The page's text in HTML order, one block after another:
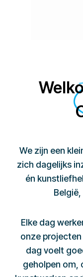
We zijn een
zich dagelijks
én
Elke dag
onze
dag voelt
geholpen om,